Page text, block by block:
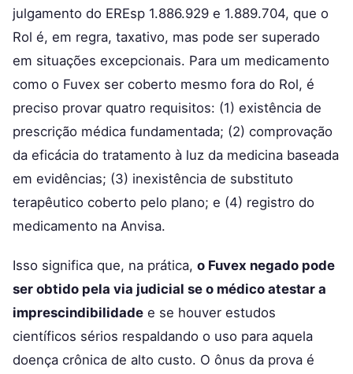
julgamento do EREsp 1.886.929 e 1.889.704, que o
Rol é, em regra, taxativo, mas pode ser superado
em situações excepcionais. Para um medicamento
como o Fuvex ser coberto mesmo fora do Rol, é
preciso provar quatro requisitos: (1) existência de
prescrição médica fundamentada; (2) comprovação
da eficácia do tratamento à luz da medicina baseada
em evidências; (3) inexistência de substituto
terapêutico coberto pelo plano; e (4) registro do
medicamento na Anvisa.
Isso significa que, na prática, o Fuvex negado pode
ser obtido pela via judicial se o médico atestar a
imprescindibilidade e se houver estudos
científicos sérios respaldando o uso para aquela
doença crônica de alto custo. O ônus da prova é